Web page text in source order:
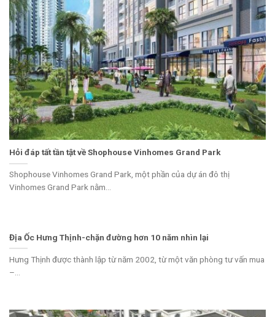
Hỏi đáp tất tần tật về Shophouse Vinhomes Grand Park
Shophouse Vinhomes Grand Park, một phần của dự án đô thị
Vinhomes Grand Park nằm...
Địa Ốc Hưng Thịnh-chặn đường hơn 10 năm nhìn lại
Hưng Thịnh được thành lập từ năm 2002, từ một văn phòng tư vấn mua
–...